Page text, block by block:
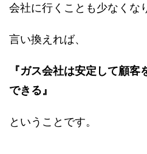
会社に行くことも少なくな
言い換えれば、
『ガス会社は安定して顧
できる』
ということです。